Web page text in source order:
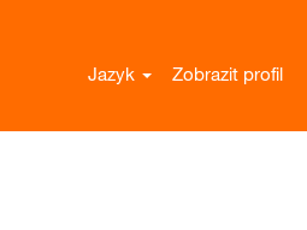
Jazyk Zobrazit profil